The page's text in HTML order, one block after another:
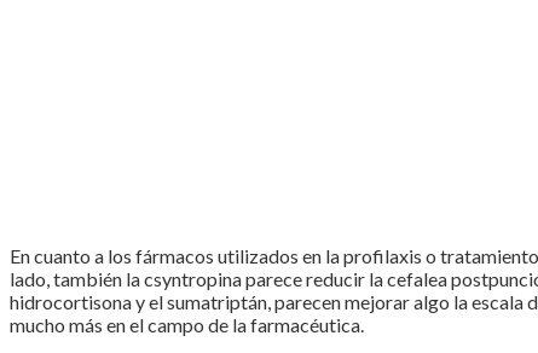
En cuanto a los fármacos utilizados en la profilaxis o
lado, también la csyntropina parece reducir la cefalea
hidrocortisona y el sumatriptán, parecen mejorar algo la escala
mucho más en el campo de la farmacéutica.